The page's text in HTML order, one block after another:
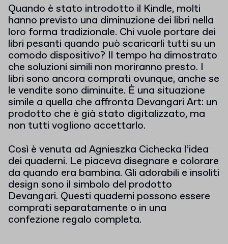
Quando è stato introdotto il Kindle, molti
hanno previsto una diminuzione dei libri nella
loro forma tradizionale. Chi vuole portare dei
libri pesanti quando può scaricarli tutti su un
comodo dispositivo? Il tempo ha dimostrato
che soluzioni simili non moriranno presto. I
libri sono ancora comprati ovunque, anche se
le vendite sono diminuite. È una situazione
simile a quella che affronta Devangari Art: un
prodotto che è già stato digitalizzato, ma
non tutti vogliono accettarlo.
Così è venuta ad Agnieszka Cichecka l’idea
dei quaderni. Le piaceva disegnare e colorare
da quando era bambina. Gli adorabili e insoliti
design sono il simbolo del prodotto
Devangari. Questi quaderni possono essere
comprati separatamente o in una
confezione regalo completa.